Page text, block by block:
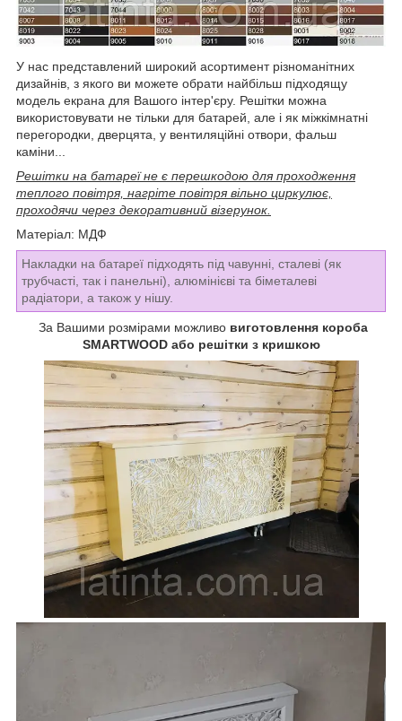
У нас представлений широкий асортимент різноманітних
дизайнів, з якого ви можете обрати найбільш підходящу
модель екрана для Вашого інтер'єру. Решітки можна
використовувати не тільки для батарей, але і як міжкімнатні
перегородки, дверцята, у вентиляційні отвори, фальш
каміни...
Решітки на батареї не є перешкодою для проходження
теплого повітря, нагріте повітря вільно циркулює,
проходячи через декоративний візерунок.
Матеріал: МДФ
Накладки на батареї підходять під чавунні, сталеві (як
трубчасті, так і панельні), алюмінієві та біметалеві
радіатори, а також у нішу.
За Вашими розмірами можливо виготовлення короба
SMARTWOOD або решітки з кришкою